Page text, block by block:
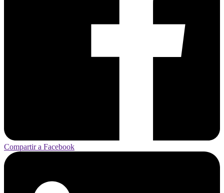
Compartir a Facebook